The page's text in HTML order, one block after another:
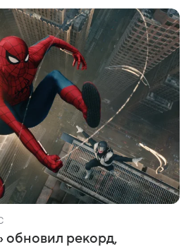
обновил рекорд,